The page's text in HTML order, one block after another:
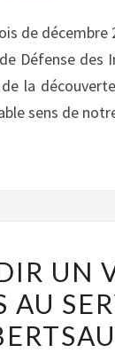
2018
de
Défense
la
sens de
DE
L’ADIR
UN
UN
AU